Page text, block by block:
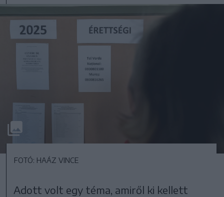
FOTÓ: HAÁZ VINCE
Adott volt egy téma, amiről ki kellett